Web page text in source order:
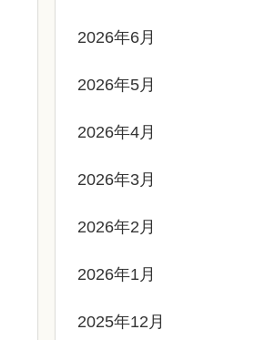
2026年6月
2026年5月
2026年4月
2026年3月
2026年2月
2026年1月
2025年12月